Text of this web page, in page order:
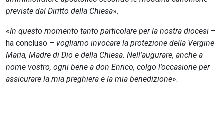
previste dal Diritto della Chiesa».
«In questo momento tanto particolare per la nostra diocesi –
ha concluso – vogliamo invocare la protezione della Vergine
Maria, Madre di Dio e della Chiesa. Nell’augurare, anche a
nome vostro, ogni bene a don Enrico, colgo l’occasione per
assicurare la mia preghiera e la mia benedizione».